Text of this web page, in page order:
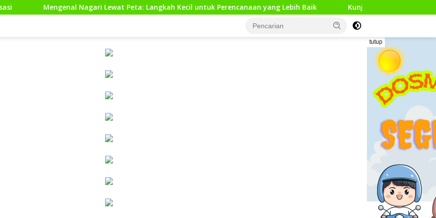
Nagari Lewat Peta: Langkah Kecil untuk Perencanaan yang Lebih Baik Kunjungan Kerja Pengawas Pendidikan
tutup